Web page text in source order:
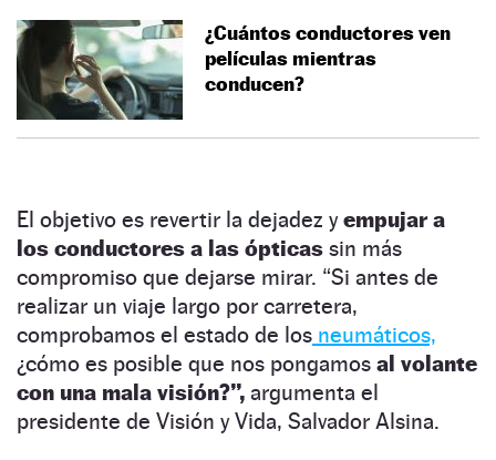
¿Cuántos conductores ven
películas mientras
conducen?
El objetivo es revertir la dejadez yempujar a
los conductores a las ópticas sin más
compromiso que dejarse mirar. “Si antes de
realizar un viaje largo por carretera,
comprobamos el estado de los neumáticos,
¿cómo es posible que nos pongamos al volante
con una mala visión?”, argumenta el
presidente de Visión y Vida, Salvador Alsina.